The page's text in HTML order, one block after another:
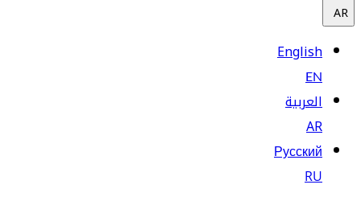
AR
English
EN
العربية
AR
Русский
RU